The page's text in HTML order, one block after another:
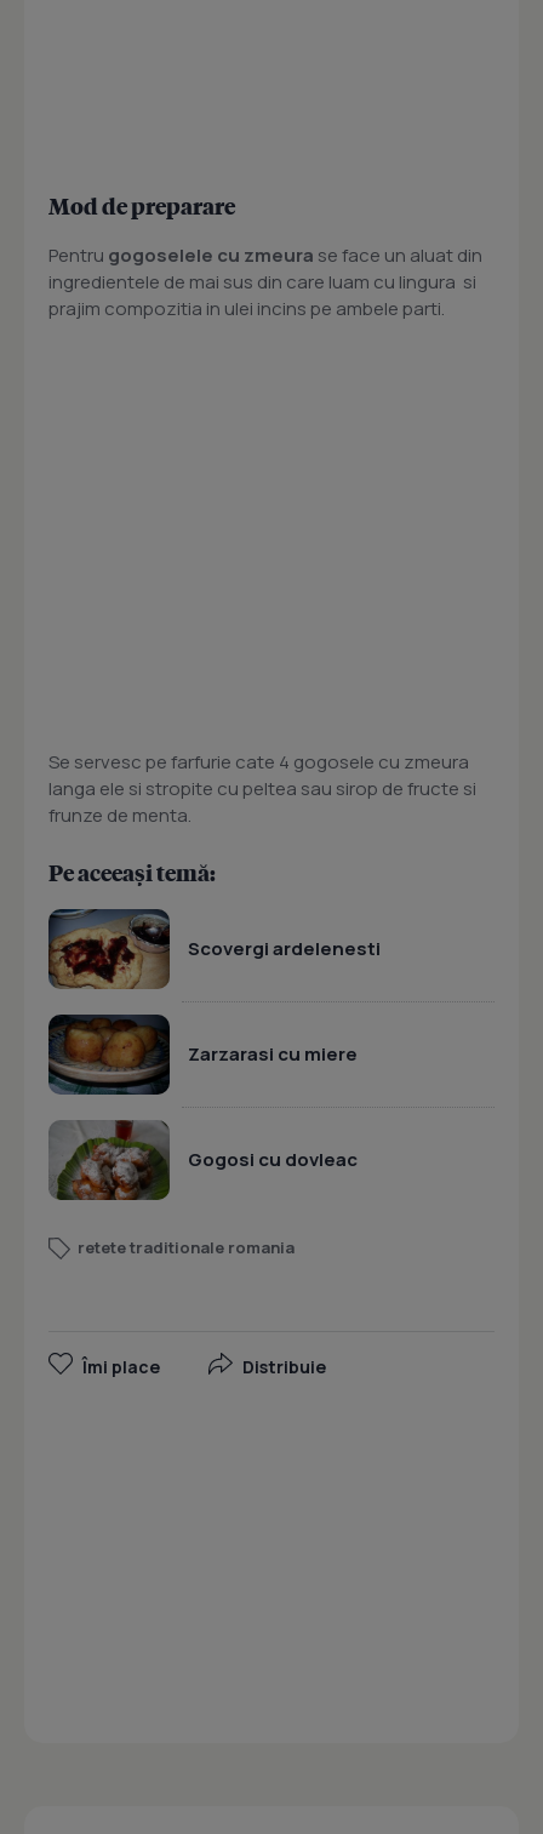
Mod de preparare
Pentru gogoselele cu zmeura se face un aluat din
ingredientele de mai sus din care luam cu lingura si
prajim compozitia in ulei incins pe ambele parti.
Se servesc pe farfurie cate 4 gogosele cu zmeura
langa ele si stropite cu peltea sau sirop de fructe si
frunze de menta.
Pe aceeași temă:
Scovergi ardelenesti
Zarzarasi cu miere
Gogosi cu dovleac
retete traditionale romania
Îmi place Distribuie